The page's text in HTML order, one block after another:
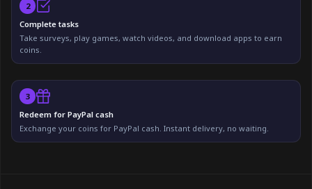
2
Complete tasks
Take surveys, play games, watch videos, and download apps to earn
coins.
3
Redeem for PayPal cash
Exchange your coins for PayPal cash. Instant delivery, no waiting.